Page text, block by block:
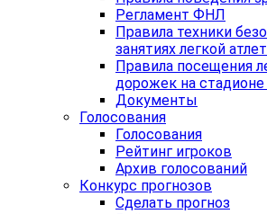
Регламент ФНЛ
Правила техники
занятиях легкой
Правила посещения
дорожек на стадионе
Документы
Голосования
Голосования
Рейтинг игроков
Архив голосований
Конкурс прогнозов
Сделать прогноз